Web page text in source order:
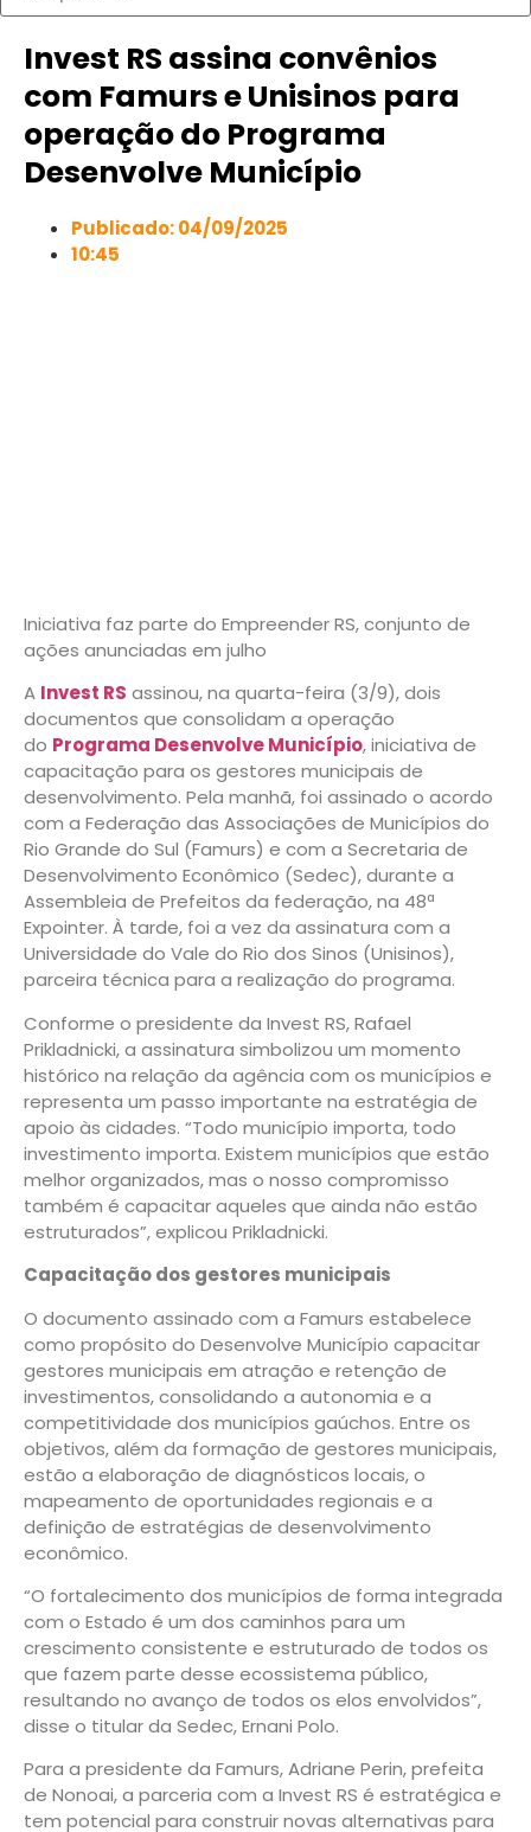
Invest RS assina convênios
com Famurs e Unisinos para
operação do Programa
Desenvolve Município
Publicado:04/09/2025
10:45
Iniciativa faz parte do Empreender RS, conjunto de
ações anunciadas em julho
A Invest RS assinou, na quarta-feira (3/9), dois
documentos que consolidam a operação
do Programa Desenvolve Município, iniciativa de
capacitação para os gestores municipais de
desenvolvimento. Pela manhã, foi assinado o acordo
com a Federação das Associações de Municípios do
Rio Grande do Sul (Famurs) e com a Secretaria de
Desenvolvimento Econômico (Sedec), durante a
Assembleia de Prefeitos da federação, na 48ª
Expointer. À tarde, foi a vez da assinatura com a
Universidade do Vale do Rio dos Sinos (Unisinos),
parceira técnica para a realização do programa.
Conforme o presidente da Invest RS, Rafael
Prikladnicki, a assinatura simbolizou um momento
histórico na relação da agência com os municípios e
representa um passo importante na estratégia de
apoio às cidades. “Todo município importa, todo
investimento importa. Existem municípios que estão
melhor organizados, mas o nosso compromisso
também é capacitar aqueles que ainda não estão
estruturados”, explicou Prikladnicki.
Capacitação dos gestores municipais
O documento assinado com a Famurs estabelece
como propósito do Desenvolve Município capacitar
gestores municipais em atração e retenção de
investimentos, consolidando a autonomia e a
competitividade dos municípios gaúchos. Entre os
objetivos, além da formação de gestores municipais,
estão a elaboração de diagnósticos locais, o
mapeamento de oportunidades regionais e a
definição de estratégias de desenvolvimento
econômico.
“O fortalecimento dos municípios de forma integrada
com o Estado é um dos caminhos para um
crescimento consistente e estruturado de todos os
que fazem parte desse ecossistema público,
resultando no avanço de todos os elos envolvidos”,
disse o titular da Sedec, Ernani Polo.
Para a presidente da Famurs, Adriane Perin, prefeita
de Nonoai, a parceria com a Invest RS é estratégica e
tem potencial para construir novas alternativas para